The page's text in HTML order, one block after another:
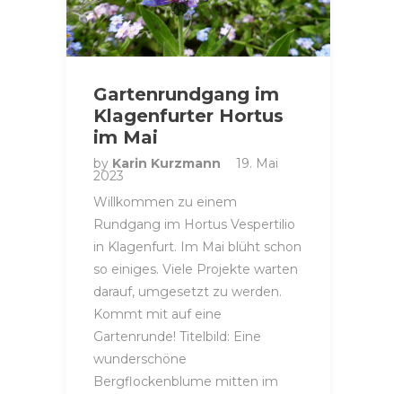
Gartenrundgang im
Klagenfurter Hortus
im Mai
by Karin Kurzmann 19. Mai
2023
Willkommen zu einem
Rundgang im Hortus Vespertilio
in Klagenfurt. Im Mai blüht schon
so einiges. Viele Projekte warten
darauf, umgesetzt zu werden.
Kommt mit auf eine
Gartenrunde! Titelbild: Eine
wunderschöne
Bergflockenblume mitten im